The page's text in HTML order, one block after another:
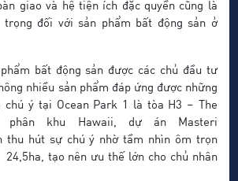
giao và hệ tiện ích đặc quyền cũng là
trọng đối với sản phẩm bất động sản ở
bất động sản được các chủ đầu tư
nhiều sản phẩm đáp ứng được những
chú ý tại Ocean Park 1 là tòa H3 – The
phân khu Hawaii, dự án Masteri
thu hút sự chú ý nhờ tầm nhìn ôm trọn
tạo nên ưu thế lớn cho chủ nhân